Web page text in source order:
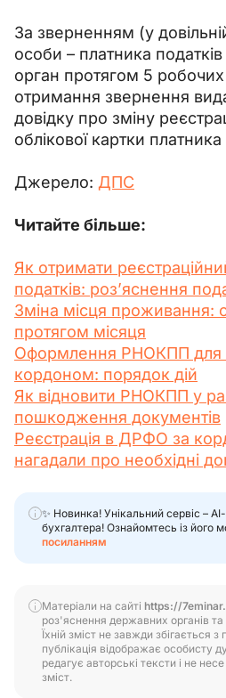
За зверненням (у
особи – платника
орган протягом 5 робочих
отримання звернення
довідку про зміну
облікової картки платника
Джерело: ДПС
Читайте більше:
Як отримати
податків: роз’яснення
Зміна місця проживання:
протягом місяця
Оформлення РНОКПП для
кордоном: порядок дій
Як відновити РНОКПП у
пошкодження документів
Реєстрація в ДРФО за
нагадали про необхідні
✨ Новинка! Унікальний сервіс –
бухгалтера! Ознайомтесь із його
посиланням
Матеріали на сайті https://
роз'яснення державних органів та
Їхній зміст не завжди збігається
публікація відображає особисту
редагує авторські тексти і не несе
зміст.